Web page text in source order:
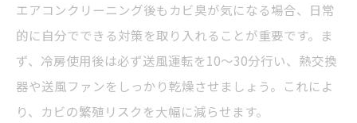
エアコンクリーニング後もカビ臭が気になる場合、日常
的に自分でできる対策を取り入れることが重要です。ま
ず、冷房使用後は必ず送風運転を10～30分行い、熱交換
器や送風ファンをしっかり乾燥させましょう。これによ
り、カビの繁殖リスクを大幅に減らせます。